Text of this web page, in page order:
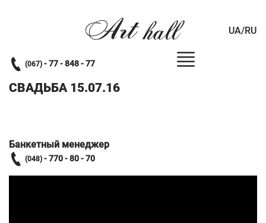
Arthall
(067) - 77 - 848 - 77
UA/RU
СВАДЬБА 15.07.16
Банкетный менеджер
(048) - 770 - 80 - 70